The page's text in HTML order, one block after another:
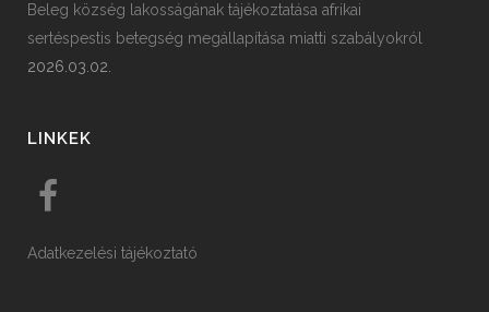
Beleg község lakosságának tájékoztatása afrikai
sertéspestis betegség megállapítása miatti szabályokról
2026.03.02.
LINKEK
Adatkezelési tájékoztató